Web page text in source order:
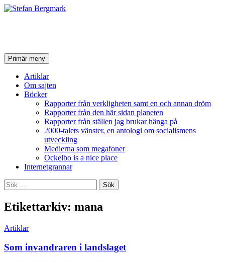
SökPrimär meny Hoppa
till
innehåll
Artiklar
Om sajten
Böcker
Rapporter från verkligheten samt en och annan dröm
Rapporter från den här sidan planeten
Rapporter från ställen jag brukar hänga på
2000-talets vänster, en antologi om socialismens
utveckling
Medierna som megafoner
Ockelbo is a nice place
Internetgrannar
Sök
efter:
Etikettarkiv: mana
Artiklar
Som invandraren i landslaget